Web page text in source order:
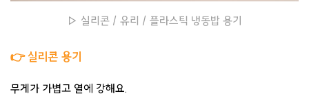
▷ 실리콘 / 유리 / 플라스틱 냉동밥 용기
👉 실리콘 용기
무게가 가볍고 열에 강해요.